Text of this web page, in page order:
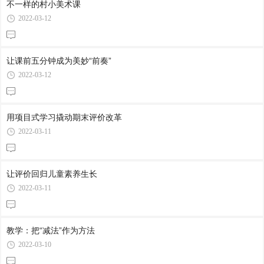
不一样的村小美术课
2022-03-12
让课前五分钟成为美妙“前奏”
2022-03-12
用项目式学习撬动期末评价改革
2022-03-11
让评价回归儿童素养生长
2022-03-11
教学：把“减法”作为方法
2022-03-10